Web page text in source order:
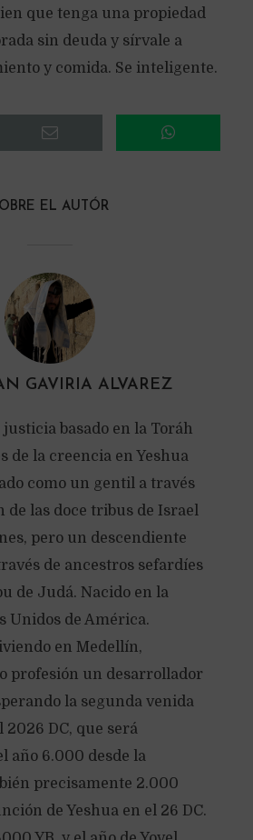
que tenga una propiedad
sin deuda y sírvale a
y comida. Se inteligente.
EL AUTÓR
GAVIRIA ALVAREZ
basado en la Toráh
de la creencia en Yeshua
como un gentil a través
de las doce tribus de Israel
pero un descendiente
de ancestros sefardíes
de Judá. Nacido en la
Unidos de América.
en Medellín,
profesión un desarrollador
la segunda venida
2026 DC, que será
año 6.000 desde la
precisamente 2.000
de Yeshua en el 26 DC.